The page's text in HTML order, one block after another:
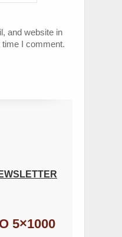
and website in
I comment.
5×1000